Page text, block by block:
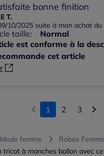
bonne finition
T.
10/2025 suite à mon achat
taille:
Normal
est conforme à la
cet article
1 2 3
Mode femme Robes Femme
tricot à manches ballon avec